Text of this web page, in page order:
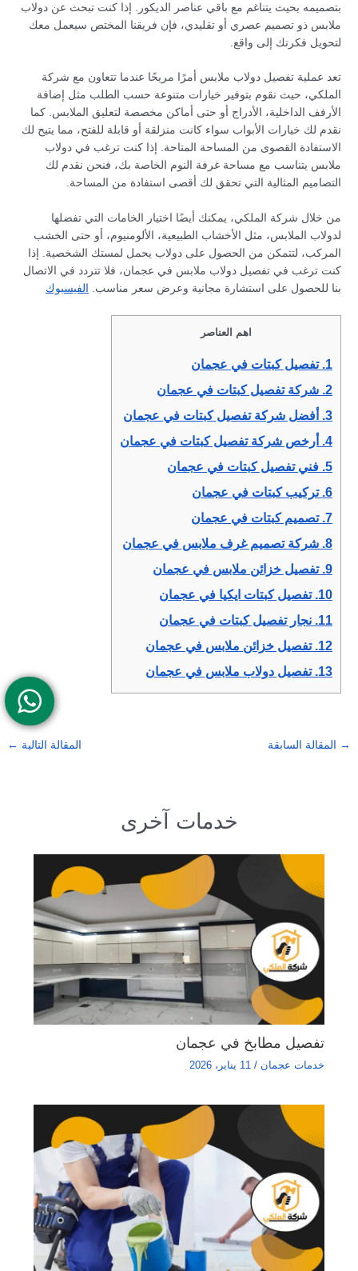
بتصميمه بحيث يتناغم مع باقي عناصر الديكور. إذا كنت تبحث عن دولاب
ملابس ذو تصميم عصري أو تقليدي، فإن فريقنا المختص سيعمل معك
لتحويل فكرتك إلى واقع.
تعد عملية تفصيل دولاب ملابس أمرًا مريحًا عندما تتعاون مع شركة
الملكي، حيث نقوم بتوفير خيارات متنوعة حسب الطلب مثل إضافة
الأرفف الداخلية، الأدراج أو حتى أماكن مخصصة لتعليق الملابس. كما
نقدم لك خيارات الأبواب سواء كانت منزلقة أو قابلة للفتح، مما يتيح لك
الاستفادة القصوى من المساحة المتاحة. إذا كنت ترغب في دولاب
ملابس يتناسب مع مساحة غرفة النوم الخاصة بك، فنحن نقدم لك
التصاميم المثالية التي تحقق لك أقصى استفادة من المساحة.
من خلال شركة الملكي، يمكنك أيضًا اختيار الخامات التي تفضلها
لدولاب الملابس، مثل الأخشاب الطبيعية، الألومنيوم، أو حتى الخشب
المركب، لتتمكن من الحصول على دولاب يحمل لمستك الشخصية. إذا
كنت ترغب في تفصيل دولاب ملابس في عجمان، فلا تتردد في الاتصال
بنا للحصول على استشارة مجانية وعرض سعر مناسب.
الفيسبوك
اهم العناصر
1. تفصيل كبتات في عجمان
2. شركة تفصيل كبتات في عجمان
3.
أفضل شركة تفصيل كبتات في عجمان
4.
أرخص شركة تفصيل كبتات في عجمان
5. فني تفصيل كبتات في عجمان
6. تركيب كبتات في عجمان
7. تصميم كبتات في عجمان
8. شركة تصميم غرف ملابس في عجمان
9. تفصيل خزائن ملابس في عجمان
10. تفصيل كبتات ايكيا في عجمان
11. نجار تفصيل كبتات في عجمان
12. تفصيل خزائن ملابس في عجمان
13. تفصيل دولاب ملابس في عجمان
→ المقالة السابقة المقالة التالية ←
خدمات آخرى
تفصيل مطابخ في عجمان
خدمات عجمان / 11 يناير، 2026